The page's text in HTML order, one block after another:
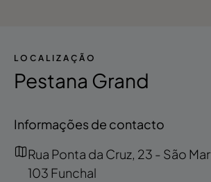
LOCALIZAÇÃO
Pestana Grand
Informações de contacto
Rua Ponta da Cruz, 23 - São
103 Funchal